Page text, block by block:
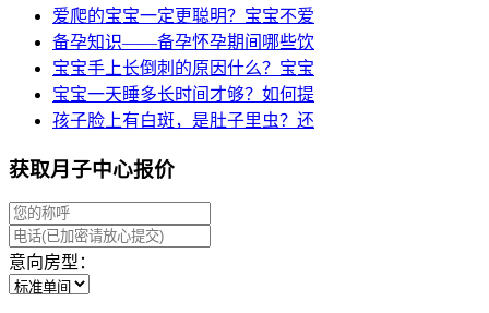
爱爬的宝宝一定更聪明？宝宝不爱
备孕知识——备孕怀孕期间哪些饮
宝宝手上长倒刺的原因什么？宝宝
宝宝一天睡多长时间才够？如何提
孩子脸上有白斑，是肚子里虫？还
获取月子中心报价
意向房型：